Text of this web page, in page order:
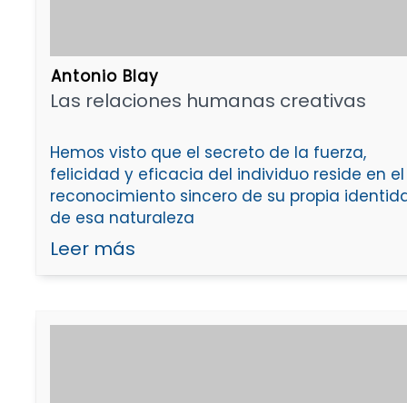
Antonio Blay
Las relaciones humanas creativas
Hemos visto que el secreto de la fuerza,
felicidad y eficacia del individuo reside en el
reconocimiento sincero de su propia
de esa naturaleza
Leer más